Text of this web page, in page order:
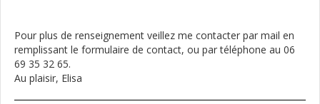
Pour plus de renseignement veillez me contacter par mail en
remplissant le formulaire de contact, ou par téléphone au 06
69 35 32 65.
Au plaisir, Elisa